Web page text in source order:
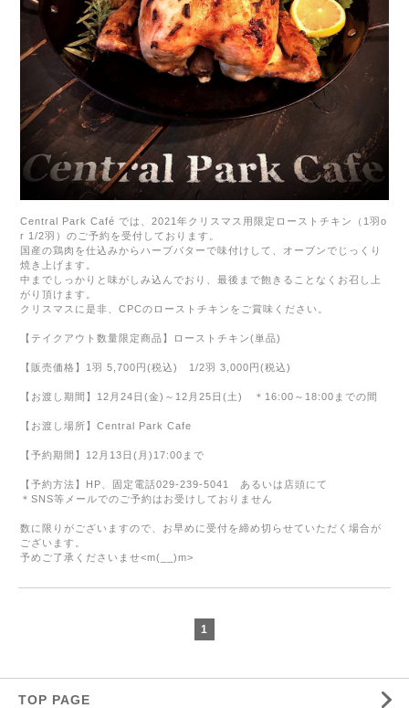
Central Park Café では、 2021 年クリスマス用限定ローストチキン（ 1 羽o
r 1/2羽）のご予約を受付しております。
国産の鶏肉を仕込みからハーブバターで味付けして、オーブンでじっくり
焼き上げます。
中までしっかりと味がしみ込んでおり、最後まで飽きることなくお召し上
がり頂けます。
クリスマスに是非、 CPCのローストチキンをご賞味ください。
【テイクアウト数量限定商品】ローストチキン(単品)
【販売価格】 1 羽 5,700円(税込) 1/2羽 3,000円(税込)
【お渡し期間】 12 月 24 日 (金) ～ 12 月 25 日 (土) ＊ 16:00 ～ 18:00 までの間
【お渡し場所】 Central Park Cafe
【予約期間】 12 月 13 日 ( 月 )17:00 まで
【予約方法】 HP 、固定電話029-239-5041
あるいは店頭にて
＊ SNS等メールでのご予約はお受けしておりません
数に限りがございますので、お早めに受付を締め切らせていただく場合が
ございます。
予めご了承くださいませ<m(__)m>
1
TOP PAGE